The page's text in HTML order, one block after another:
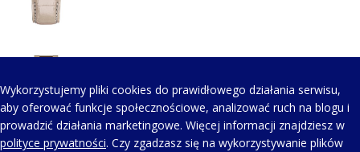
AEROWATCH HARMONIE BUTTERFLY – LADY
QUARTZ A 44107 JA02 M
Wykorzystujemy pliki cookies do prawidłowego działania serwisu,
aby oferować funkcje społecznościowe, analizować ruch na blogu i
prowadzić działania marketingowe. Więcej informacji znajdziesz w
polityce prywatności. Czy zgadzasz się na wykorzystywanie plików